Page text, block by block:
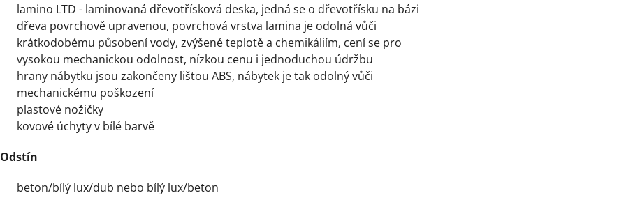
lamino LTD - laminovaná dřevotřísková deska, jedná se o dřevotřísku na bázi
dřeva povrchově upravenou, povrchová vrstva lamina je odolná vůči
krátkodobému působení vody, zvýšené teplotě a chemikáliím, cení se pro
vysokou mechanickou odolnost, nízkou cenu i jednoduchou údržbu
hrany nábytku jsou zakončeny lištou ABS, nábytek je tak odolný vůči
mechanickému poškození
plastové nožičky
kovové úchyty v bílé barvě
Odstín
beton/bílý lux/dub nebo bílý lux/beton